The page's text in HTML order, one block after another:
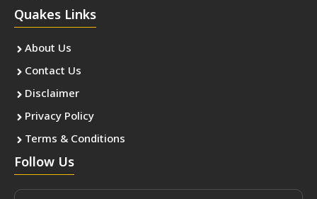
Quakes Links
About Us
Contact Us
Disclaimer
Privacy Policy
Terms & Conditions
Follow Us